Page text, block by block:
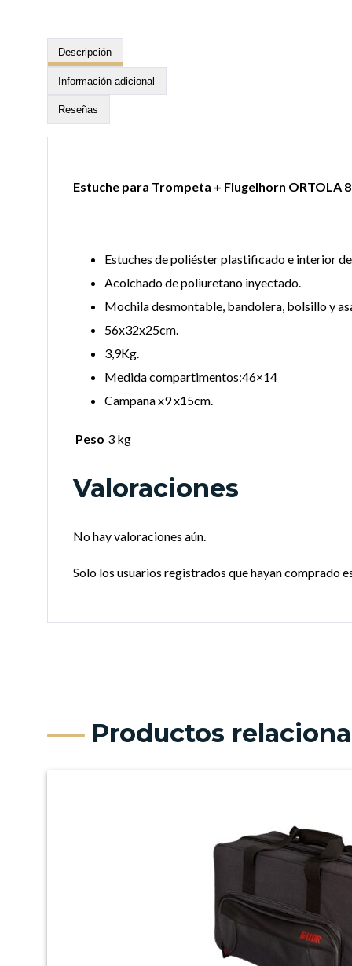
Descripción
Información adicional
Reseñas
Estuche para Trompeta + Flugelhorn ORTOLA
Estuches de poliéster plastificado e interior
Acolchado de poliuretano inyectado.
Mochila desmontable, bandolera, bolsillo y
56x32x25cm.
3,9Kg.
Medida compartimentos:46×14
Campana x9 x15cm.
Peso 3 kg
Valoraciones
No hay valoraciones aún.
Solo los usuarios registrados que hayan comprado
Productos